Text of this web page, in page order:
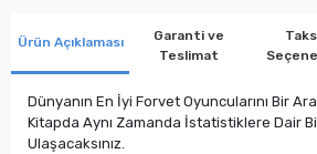
Ürün Açıklaması
Garanti ve
Teslimat
Dünyanın En İyi Forvet Oyuncularını Bir
Kitapda Aynı Zamanda İstatistiklere Dair
Ulaşacaksınız.